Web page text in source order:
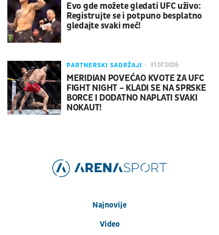
Evo gde možete gledati UFC uživo:
Registrujte se i potpuno besplatno
gledajte svaki meč!
PARTNERSKI SADRŽAJI 31.07.2026
MERIDIAN POVEĆAO KVOTE ZA UFC
FIGHT NIGHT – KLADI SE NA SPRSKE
BORCE I DODATNO NAPLATI SVAKI
NOKAUT!
Najnovije
Video